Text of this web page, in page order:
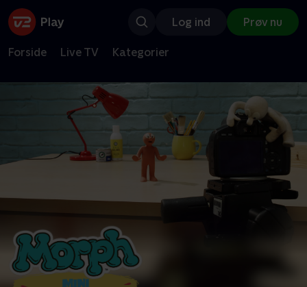
Log ind Prøv nu
Forside Live TV Kategorier